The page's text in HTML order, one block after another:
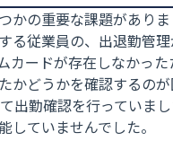
かの重要な課題がありま
る従業員の、出退勤管
カードが存在しなかっ
かどうかを確認するのが
出勤確認を行っていま
していませんでした。